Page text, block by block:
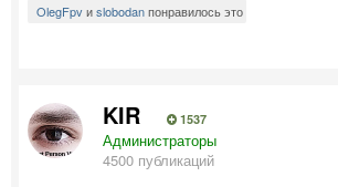
OlegFpvиslobodanпонравилось это
KIR 1537
Администраторы
4500 публикаций